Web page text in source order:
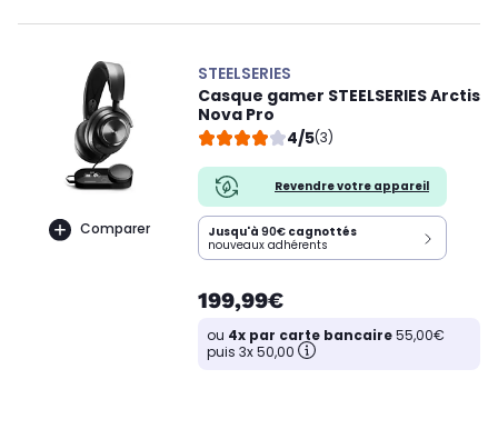
Comparer
STEELSERIES
Casque gamer STEELSERIES Arctis
Nova Pro
4/5(3)
Revendre votre appareil
Jusqu'à 90€ cagnottés
nouveaux adhérents
199,99€
ou 4x par carte bancaire55,00€
puis 3x 50,00